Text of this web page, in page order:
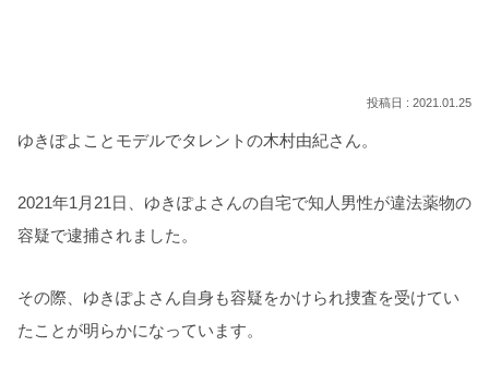
2021.01.25
ゆきぽよことモデルでタレントの木村由紀さん。
2021年1月21日、ゆきぽよさんの自宅で知人男性が違法薬物の
容疑で逮捕されました。
その際、ゆきぽよさん自身も容疑をかけられ捜査を受けてい
たことが明らかになっています。